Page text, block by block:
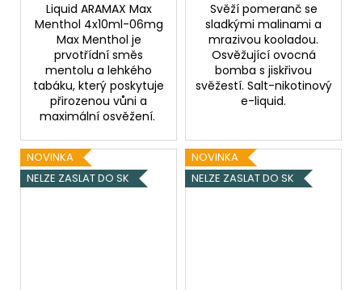
Liquid ARAMAX Max
Menthol 4x10ml-06mg
Max Menthol je
prvotřídní směs
mentolu a lehkého
tabáku, který poskytuje
přirozenou vůni a
maximální osvěžení.
Svěží pomeranč se
sladkými malinami a
mrazivou kooladou.
Osvěžující ovocná
bomba s jiskřivou
svěžestí. Salt-nikotinový
e-liquid.
NOVINKA
NELZE ZASLAT DO SK
NOVINKA
NELZE ZASLAT DO SK